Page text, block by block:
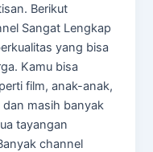
Berikut
Sangat Lengkap
yang bisa
Kamu bisa
film, anak-anak,
dan masih banyak
tayangan
channel